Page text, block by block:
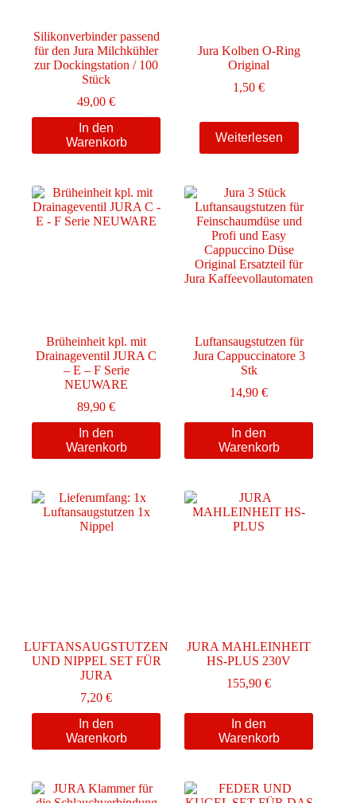
Silikonverbinder passend
für den Jura Milchkühler
zur Dockingstation / 100
Stück
49,00€
In den
Warenkorb
Jura Kolben O-Ring
Original
1,50€
Weiterlesen
Brüheinheit kpl. mit
Drainageventil JURA C
– E – F Serie
NEUWARE
89,90€
In den
Warenkorb
Luftansaugstutzen für
Jura Cappuccinatore 3
Stk
14,90€
In den
Warenkorb
LUFTANSAUGSTUTZEN
UND NIPPEL SET FÜR
JURA
7,20€
In den
Warenkorb
JURA MAHLEINHEIT
HS-PLUS 230V
155,90€
In den
Warenkorb